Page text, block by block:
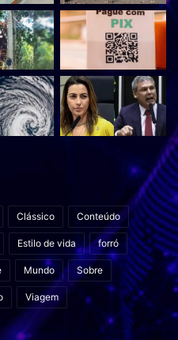
Clássico Conteúdo
Estilo de vida forró
Mundo Sobre
Viagem